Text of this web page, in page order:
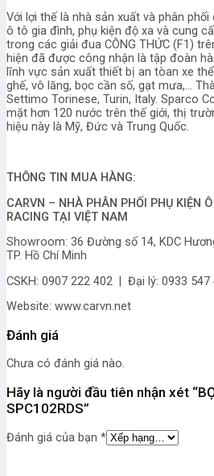
Với lợi thế là nhà sản xuất và phân
ô tô gia đình, phụ kiện độ xa và cung
trong các giải đua CÔNG THỨC (F1)
hiện đã được công nhận là tập đoàn
lĩnh vực sản xuất thiết bị an tòan xe
ghế, vô lăng, bọc cần số, gạt mưa,…
Settimo Torinese, Turin, Italy. Sparco
mặt hơn 120 nước trên thế giới, thị
hiệu này là Mỹ, Đức và Trung Quốc.
THÔNG TIN MUA HÀNG:
CARVN – NHÀ PHÂN PHỐI PHỤ KIỆN
RACING TẠI VIỆT NAM
Showroom: 36 Đường số 14, KDC
TP. Hồ Chí Minh
CSKH: 0907 222 402 | Đại lý: 0933
Website: www.carvn.net
Đánh giá
Chưa có đánh giá nào.
Hãy là người đầu tiên nhận xét
SPC102RDS”
Đánh giá của bạn *